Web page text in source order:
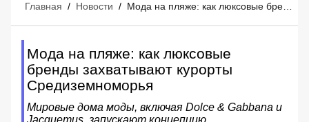
Главная / Новости / Мода на пляже: как люксовые бренды захватывают курорты Средиземноморья
Мода на пляже: как люксовые
бренды захватывают курорты
Средиземноморья
Мировые дома моды, включая Dolce & Gabbana и